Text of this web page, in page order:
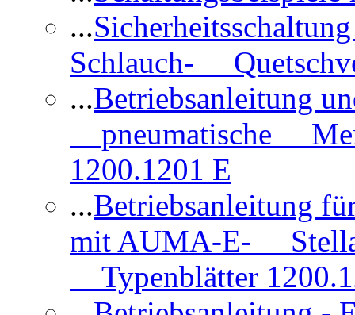
...
Schlauch-
...Betriebsanleitung
pneumatische
1200.1201 E
...Betriebsanleitung
mit AUMA-E-
Typenblätter